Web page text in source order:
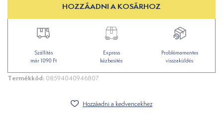
HOZZÁADNI A KOSÁRHOZ
Szállítás
már 1090 Ft
Express
kézbesítés
Problémamentes
visszaküldés
Termékkód: 08594040946807
Hozzáadni a kedvencekhez